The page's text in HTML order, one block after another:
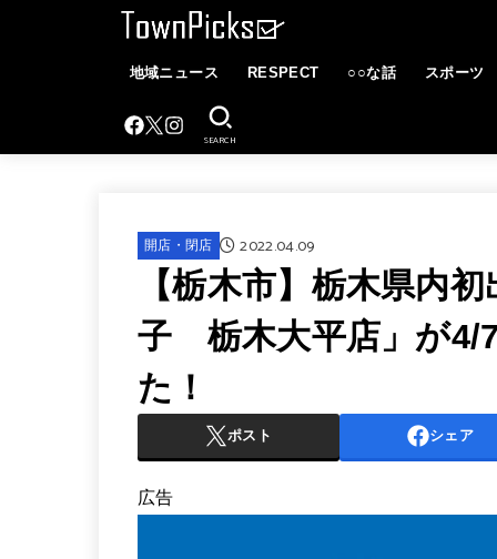
地域ニュース RESPECT ○○な話 スポーツ
SEARCH
開店・閉店 2022.04.09
【栃木市】栃木県内
子 栃木大平店」が4/
た！
ポスト シェア
広告